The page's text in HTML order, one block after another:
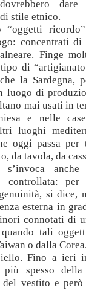
dare
stile etnico.
“oggetti
concentrati di
Finge
di
la Sardegna,
luogo di
mai usati in
e nelle case
luoghi
oggi passa per
da tavola, da
controllata:
si dice,
esterna in
connotati di
tali
o dalla
Fino a ieri
spesso
vestito e però